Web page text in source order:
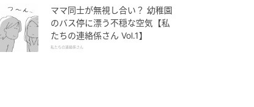
ママ同士が無視し合い？ 幼稚園
のバス停に漂う不穏な空気【私
たちの連絡係さん Vol.1】
私たちの連絡係さん